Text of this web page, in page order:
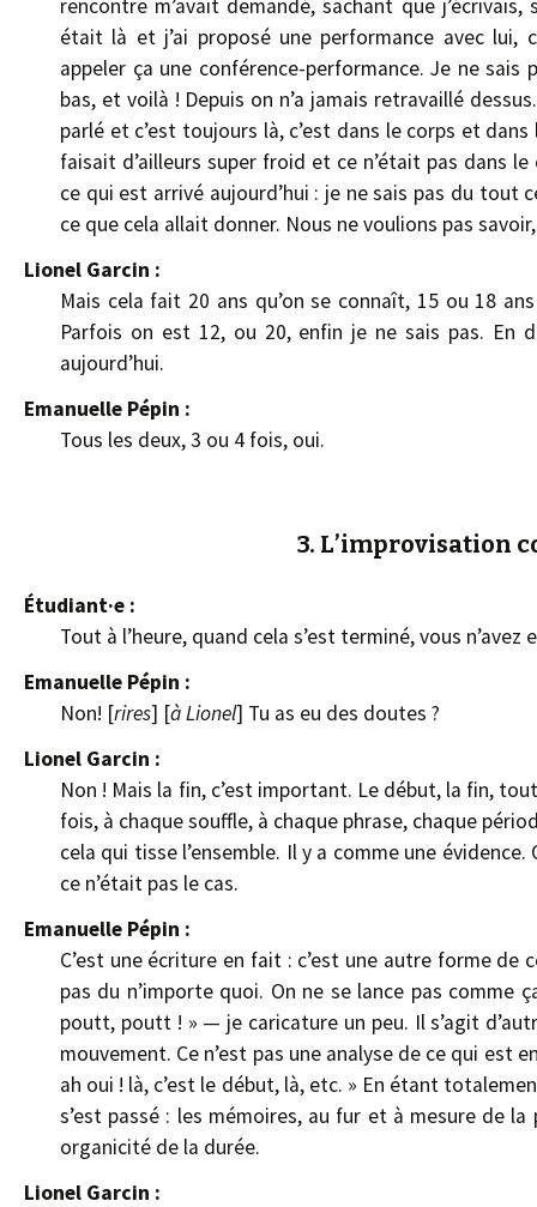
rencontre m’avait demandé, sachant que
était là et j’ai proposé une performance avec lui,
appeler ça une conférence-performance. Je ne
bas, et voilà ! Depuis on n’a jamais retravaillé
parlé et c’est toujours là, c’est dans le corps et
faisait d’ailleurs super froid et ce n’était pas dans
ce qui est arrivé aujourd’hui : je ne sais pas du tout
ce que cela allait donner. Nous ne voulions pas
Lionel Garcin :
Mais cela fait 20 ans qu’on se connaît, 15 ou 18
Parfois on est 12, ou 20, enfin je ne sais pas.
aujourd’hui.
Emanuelle Pépin :
Tous les deux, 3 ou 4 fois, oui.
3. L’improvisation
Étudiant·e :
Tout à l’heure, quand cela s’est terminé, vous
Emanuelle Pépin :
Non! [rires] [à Lionel] Tu as eu des doutes ?
Lionel Garcin :
Non ! Mais la fin, c’est important. Le début, la fin,
fois, à chaque souffle, à chaque phrase, chaque
cela qui tisse l’ensemble. Il y a comme une
ce n’était pas le cas.
Emanuelle Pépin :
C’est une écriture en fait : c’est une autre forme de
pas du n’importe quoi. On ne se lance pas comme
poutt, poutt ! » — je caricature un peu. Il s’agit
mouvement. Ce n’est pas une analyse de ce qui est
ah oui ! là, c’est le début, là, etc. » En étant
s’est passé : les mémoires, au fur et à mesure de la
organicité de la durée.
Lionel Garcin :